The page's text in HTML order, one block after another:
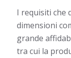
I requisiti che
dimensioni
grande
tra cui la